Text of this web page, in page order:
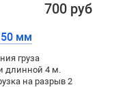
700 руб
50 мм
груза
длинной 4 м.
на разрыв 2